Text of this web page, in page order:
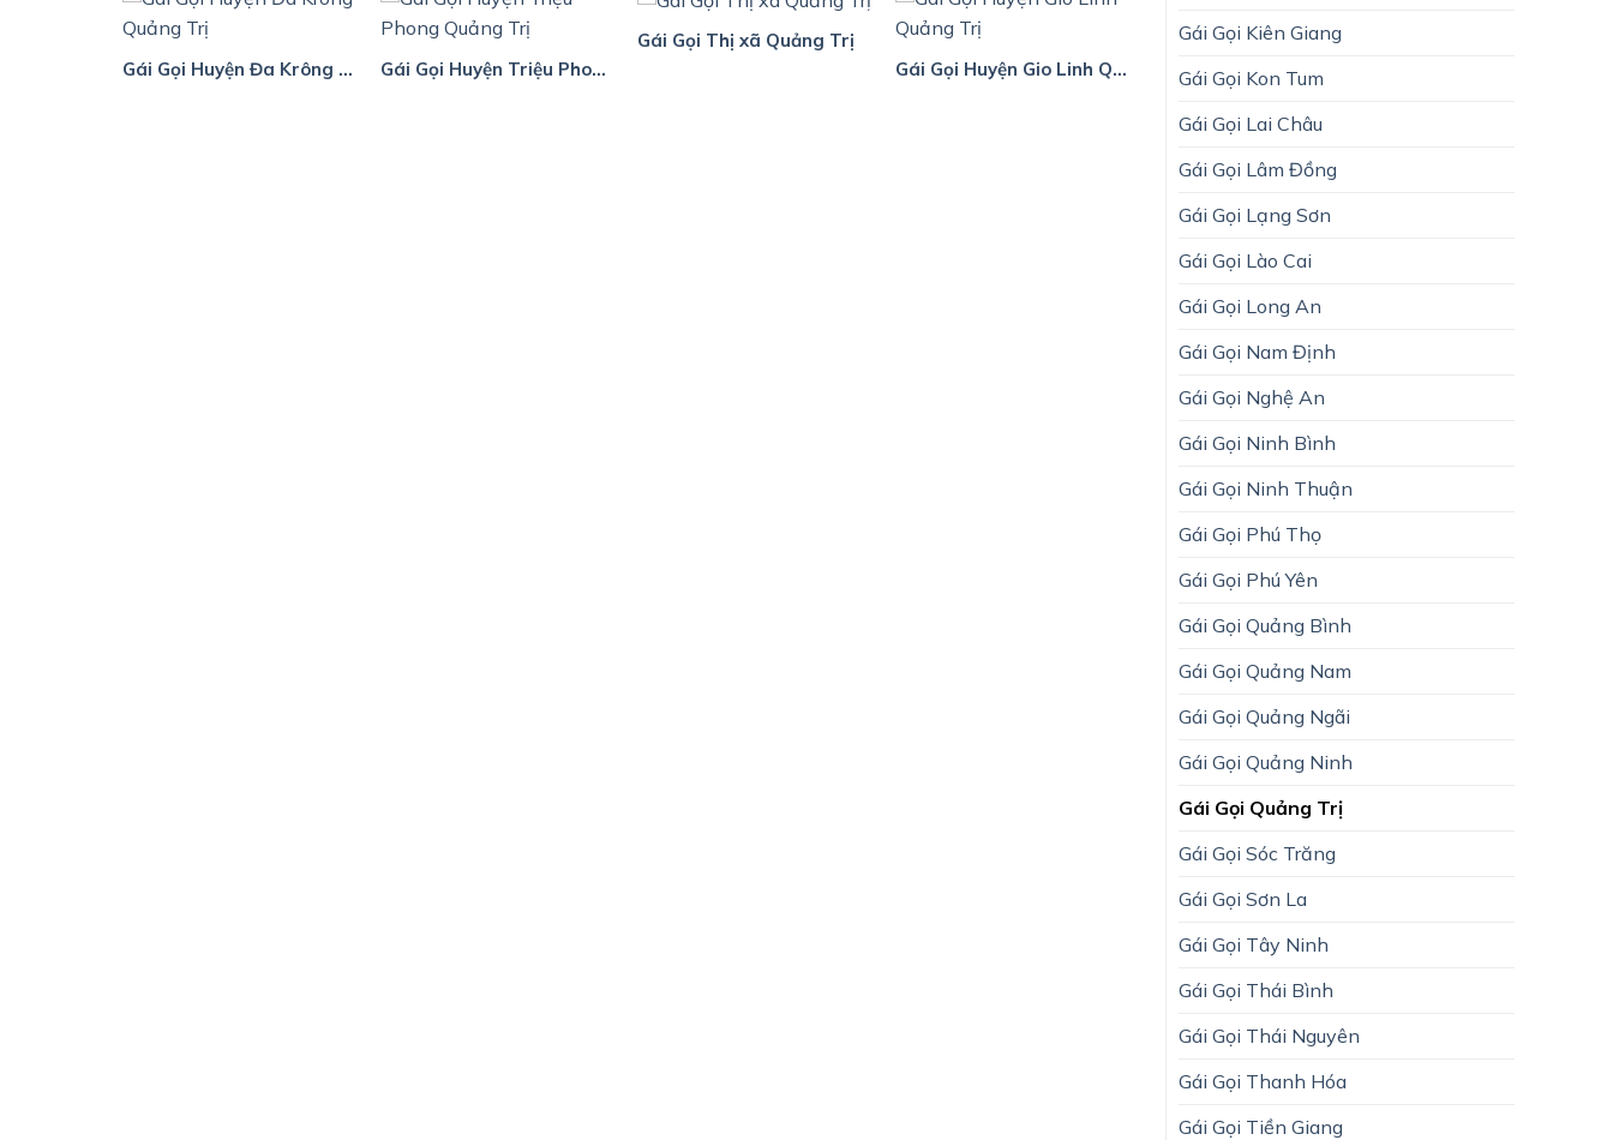
Gái Gọi Kiên Giang
Gái Gọi Kon Tum
Gái Gọi Lai Châu
Gái Gọi Lâm Đồng
Gái Gọi Lạng Sơn
Gái Gọi Lào Cai
Gái Gọi Long An
Gái Gọi Nam Định
Gái Gọi Nghệ An
Gái Gọi Ninh Bình
Gái Gọi Ninh Thuận
Gái Gọi Phú Thọ
Gái Gọi Phú Yên
Gái Gọi Quảng Bình
Gái Gọi Quảng Nam
Gái Gọi Quảng Ngãi
Gái Gọi Quảng Ninh
Gái Gọi Quảng Trị
Gái Gọi Sóc Trăng
Gái Gọi Sơn La
Gái Gọi Tây Ninh
Gái Gọi Thái Bình
Gái Gọi Thái Nguyên
Gái Gọi Thanh Hóa
Gái Gọi Tiền Giang
Gái Gọi Huyện Đa Krông Quảng Trị Gái Gọi Huyện Triệu Phong Quảng Trị
Gái Gọi Thị xã Quảng Trị
Gái Gọi Huyện Gio Linh Quảng Trị